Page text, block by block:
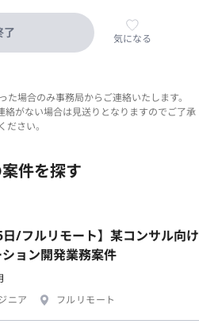
了 気になる
場合のみ事務局からご連絡いたします。
絡がない場合は見送りとなりますのでご了承
ください。
件を探す
/フルリモート】某コンサル向け
ョン開発業務案件
ニア
フルリモート